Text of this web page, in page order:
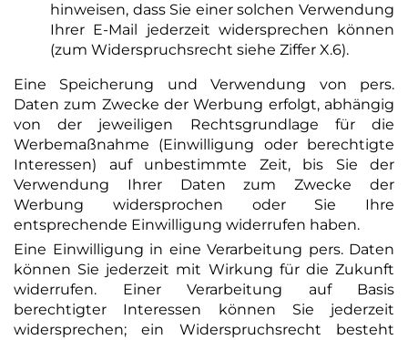
hinweisen, dass Sie einer solchen Verwendung
Ihrer E-Mail jederzeit widersprechen können
(zum Widerspruchsrecht siehe Ziffer X.6).
Eine Speicherung und Verwendung von pers.
Daten zum Zwecke der Werbung erfolgt, abhängig
von der jeweiligen Rechtsgrundlage für die
Werbemaßnahme (Einwilligung oder berechtigte
Interessen) auf unbestimmte Zeit, bis Sie der
Verwendung Ihrer Daten zum Zwecke der
Werbung widersprochen oder Sie Ihre
entsprechende Einwilligung widerrufen haben.
Eine Einwilligung in eine Verarbeitung pers. Daten
können Sie jederzeit mit Wirkung für die Zukunft
widerrufen. Einer Verarbeitung auf Basis
berechtigter Interessen können Sie jederzeit
widersprechen; ein Widerspruchsrecht besteht